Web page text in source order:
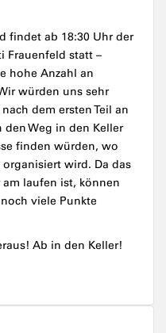
findet ab 18:30 Uhr der
Frauenfeld statt –
hohe Anzahl an
würden uns sehr
dem ersten Teil an
Weg in den Keller
finden würden, wo
wird. Da das
laufen ist, können
viele Punkte
Ab in den Keller!